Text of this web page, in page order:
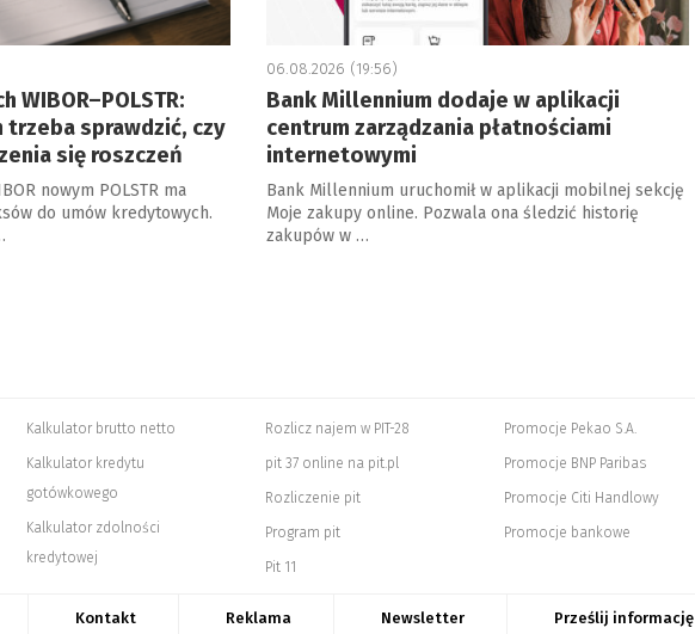
WIBOR–POLSTR:
sprawdzić, czy
się roszczeń
nowym POLSTR ma
do umów kredytowych.
06.08.2026 (19:56)
Bank Millennium dodaje w aplikacji
centrum zarządzania płatnościami
internetowymi
Bank Millennium uruchomił w aplikacji mobilnej sekcję
Moje zakupy online. Pozwala ona śledzić historię
zakupów w …
Kalkulator brutto netto
Kalkulator kredytu
gotówkowego
Kalkulator zdolności
kredytowej
Rozlicz najem w PIT-28
pit 37 online na pit.pl
Rozliczenie pit
Program pit
Pit 11
Promocje Pekao S.A.
Promocje BNP Paribas
Promocje Citi Handlowy
Promocje bankowe
Kontakt Reklama Newsletter Prześlij informację